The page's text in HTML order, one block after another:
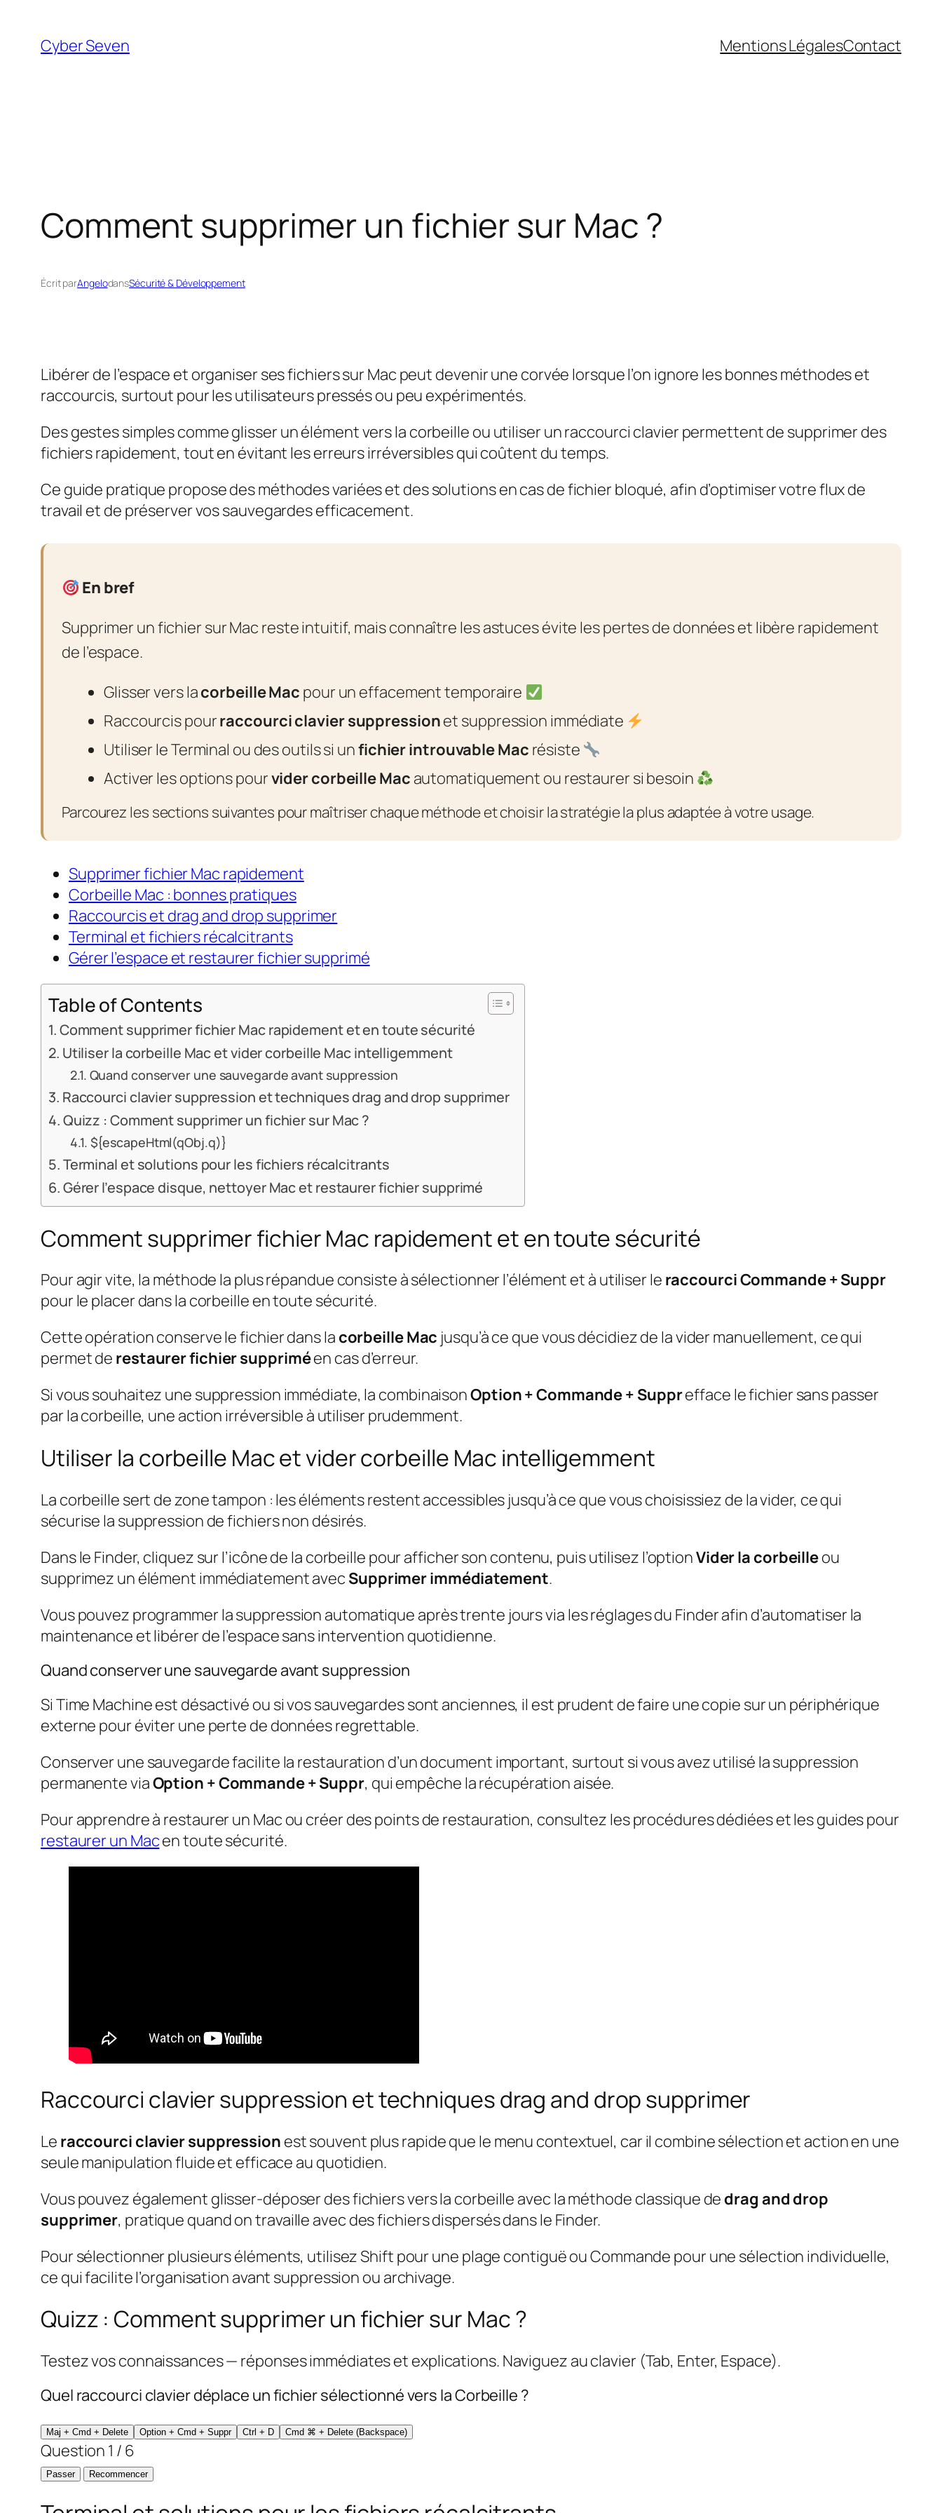
contenu
Cyber Seven Mentions LégalesContact
Comment supprimer un fichier sur Mac ?
Écrit parAngelodansSécurité & Développement
Libérer de l’espace et organiser ses fichiers sur Mac peut devenir une corvée lorsque l’on ignore les bonnes méthodes et
raccourcis, surtout pour les utilisateurs pressés ou peu expérimentés.
Des gestes simples comme glisser un élément vers la corbeille ou utiliser un raccourci clavier permettent de supprimer des
fichiers rapidement, tout en évitant les erreurs irréversibles qui coûtent du temps.
Ce guide pratique propose des méthodes variées et des solutions en cas de fichier bloqué, afin d’optimiser votre flux de
travail et de préserver vos sauvegardes efficacement.
En bref
Supprimer un fichier sur Mac reste intuitif, mais connaître les astuces évite les pertes de données et libère rapidement
de l’espace.
Glisser vers lacorbeille Mac pour un effacement temporaire
Raccourcis pourraccourci clavier suppressionet suppression immédiate
Utiliser le Terminal ou des outils si unfichier introuvable Mac résiste
Activer les options pourvider corbeille Mac automatiquement ou restaurer si besoin
Parcourez les sections suivantes pour maîtriser chaque méthode et choisir la stratégie la plus adaptée à votre usage.
Supprimer fichier Mac rapidement
Corbeille Mac : bonnes pratiques
Raccourcis et drag and drop supprimer
Terminal et fichiers récalcitrants
Gérer l’espace et restaurer fichier supprimé
Table of Contents
Comment supprimer fichier Mac rapidement et en toute sécurité
Utiliser la corbeille Mac et vider corbeille Mac intelligemment
Quand conserver une sauvegarde avant suppression
Raccourci clavier suppression et techniques drag and drop supprimer
Quizz : Comment supprimer un fichier sur Mac ?
${escapeHtml(qObj.q)}
Terminal et solutions pour les fichiers récalcitrants
Gérer l’espace disque, nettoyer Mac et restaurer fichier supprimé
Comment supprimer fichier Mac rapidement et en toute sécurité
Pour agir vite, la méthode la plus répandue consiste à sélectionner l’élément et à utiliser le raccourci Commande + Suppr
pour le placer dans la corbeille en toute sécurité.
Cette opération conserve le fichier dans la corbeille Mac jusqu’à ce que vous décidiez de la vider manuellement, ce qui
permet de restaurer fichier suppriméen cas d’erreur.
Si vous souhaitez une suppression immédiate, la combinaisonOption + Commande + Supprefface le fichier sans passer
par la corbeille, une action irréversible à utiliser prudemment.
Utiliser la corbeille Mac et vider corbeille Mac intelligemment
La corbeille sert de zone tampon : les éléments restent accessibles jusqu’à ce que vous choisissiez de la vider, ce qui
sécurise la suppression de fichiers non désirés.
Dans le Finder, cliquez sur l’icône de la corbeille pour afficher son contenu, puis utilisez l’optionVider la corbeilleou
supprimez un élément immédiatement avec Supprimer immédiatement.
Vous pouvez programmer la suppression automatique après trente jours via les réglages du Finder afin d’automatiser la
maintenance et libérer de l’espace sans intervention quotidienne.
Quand conserver une sauvegarde avant suppression
Si Time Machine est désactivé ou si vos sauvegardes sont anciennes, il est prudent de faire une copie sur un périphérique
externe pour éviter une perte de données regrettable.
Conserver une sauvegarde facilite la restauration d’un document important, surtout si vous avez utilisé la suppression
permanente viaOption + Commande + Suppr, qui empêche la récupération aisée.
Pour apprendre à restaurer un Mac ou créer des points de restauration, consultez les procédures dédiées et les guides pour
restaurer un Macen toute sécurité.
Raccourci clavier suppression et techniques drag and drop supprimer
Le raccourci clavier suppression est souvent plus rapide que le menu contextuel, car il combine sélection et action en une
seule manipulation fluide et efficace au quotidien.
Vous pouvez également glisser-déposer des fichiers vers la corbeille avec la méthode classique de drag and drop
supprimer, pratique quand on travaille avec des fichiers dispersés dans le Finder.
Pour sélectionner plusieurs éléments, utilisez Shift pour une plage contiguë ou Commande pour une sélection individuelle,
ce qui facilite l’organisation avant suppression ou archivage.
Quizz : Comment supprimer un fichier sur Mac ?
Testez vos connaissances — réponses immédiates et explications. Naviguez au clavier (Tab, Enter, Espace).
Quel raccourci clavier déplace un fichier sélectionné vers la Corbeille ?
Maj + Cmd + Delete Option + Cmd + Suppr Ctrl + D Cmd ⌘ + Delete (Backspace)
Question 1 / 6
Passer Recommencer